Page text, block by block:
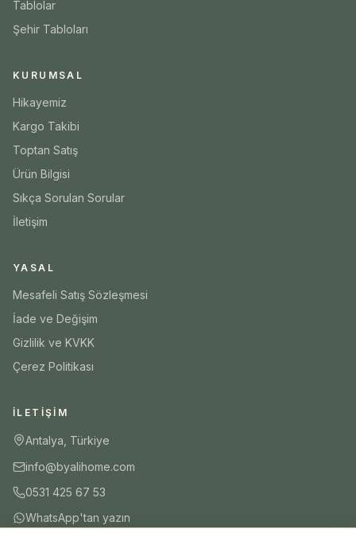
Tablolar
Şehir Tabloları
KURUMSAL
Hikayemiz
Kargo Takibi
Toptan Satış
Ürün Bilgisi
Sıkça Sorulan Sorular
İletişim
YASAL
Mesafeli Satış Sözleşmesi
İade ve Değişim
Gizlilik ve KVKK
Çerez Politikası
İLETIŞIM
Antalya, Türkiye
info@byalihome.com
0531 425 67 53
WhatsApp'tan yazın